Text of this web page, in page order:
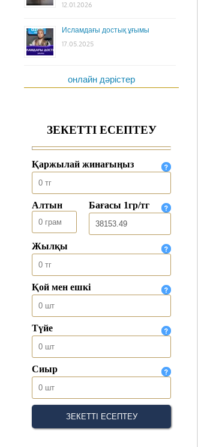
12.01.2026
Исламдағы достық ұғымы
17.05.2025
онлайн дәрістер